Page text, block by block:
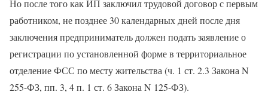
Но после того как ИП заключил трудовой договор с первым
работником, не позднее 30 календарных дней после дня
заключения предприниматель должен подать заявление о
регистрации по установленной форме в территориальное
отделение ФСС по месту жительства (ч. 1 ст. 2.3 Закона N
255-ФЗ, пп. 3, 4 п. 1 ст. 6 Закона N 125-ФЗ).